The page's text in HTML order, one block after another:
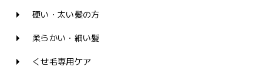
硬い・太い髪の方
柔らかい・細い髪
くせ毛専用ケア